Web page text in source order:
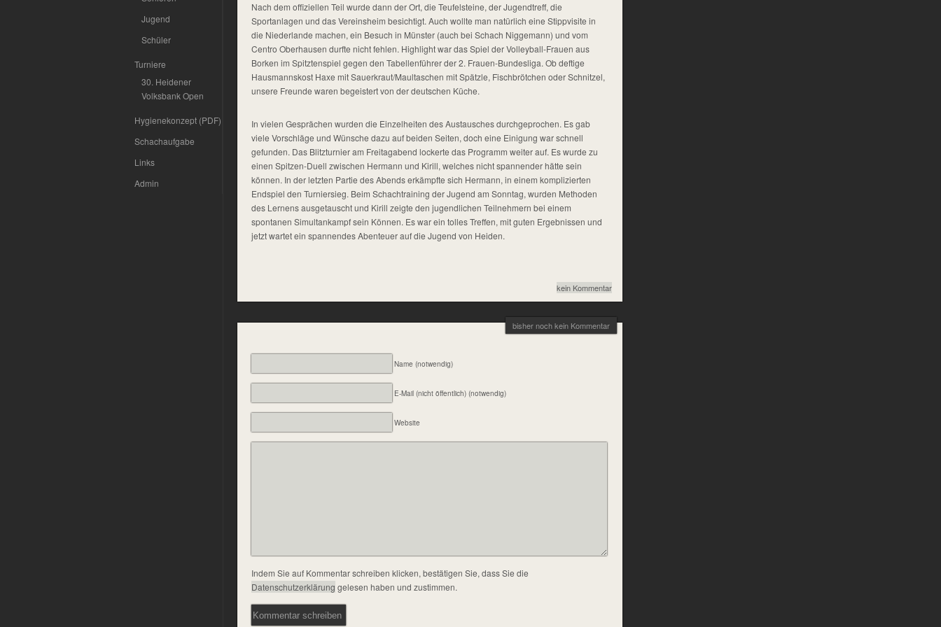
Jugend
Schüler
Turniere
30. Heidener
Volksbank Open
Hygienekonzept (PDF)
Schachaufgabe
Links
Admin
Nach dem offiziellen Teil wurde dann der Ort, die Teufelsteine, der Jugendtreff, die
Sportanlagen und das Vereinsheim besichtigt. Auch wollte man natürlich eine Stippvisite in
die Niederlande machen, ein Besuch in Münster (auch bei Schach Niggemann) und vom
Centro Oberhausen durfte nicht fehlen. Highlight war das Spiel der Volleyball-Frauen aus
Borken im Spitztenspiel gegen den Tabellenführer der 2. Frauen-Bundesliga. Ob deftige
Hausmannskost Haxe mit Sauerkraut/Maultaschen mit Spätzle, Fischbrötchen oder Schnitzel,
unsere Freunde waren begeistert von der deutschen Küche.
In vielen Gesprächen wurden die Einzelheiten des Austausches durchgeprochen. Es gab
viele Vorschläge und Wünsche dazu auf beiden Seiten, doch eine Einigung war schnell
gefunden. Das Blitzturnier am Freitagabend lockerte das Programm weiter auf. Es wurde zu
einen Spitzen-Duell zwischen Hermann und Kirill, welches nicht spannender hätte sein
können. In der letzten Partie des Abends erkämpfte sich Hermann, in einem komplizierten
Endspiel den Turniersieg. Beim Schachtraining der Jugend am Sonntag, wurden Methoden
des Lernens ausgetauscht und Kirill zeigte den jugendlichen Teilnehmern bei einem
spontanen Simultankampf sein Können. Es war ein tolles Treffen, mit guten Ergebnissen und
jetzt wartet ein spannendes Abenteuer auf die Jugend von Heiden.
kein Kommentar
bisher noch kein Kommentar
Name (notwendig)
E-Mail (nicht öffentlich) (notwendig)
Website
Indem Sie auf Kommentar schreiben klicken, bestätigen Sie, dass Sie die
Datenschutzerklärung gelesen haben und zustimmen.